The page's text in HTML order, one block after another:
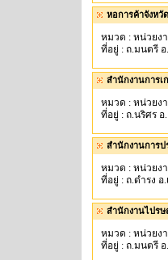
หอการค้าจังหวั
หมวด : หน่วยง
ที่อยู่ : ถ.มนตรี อ
สำนักงานการเ
หมวด : หน่วยง
ที่อยู่ : ถ.นริศร อ.
สำนักงานการป
หมวด : หน่วยง
ที่อยู่ : ถ.ดำรง อ.
สำนักงานไปรษ
หมวด : หน่วยง
ที่อยู่ : ถ.มนตรี อ